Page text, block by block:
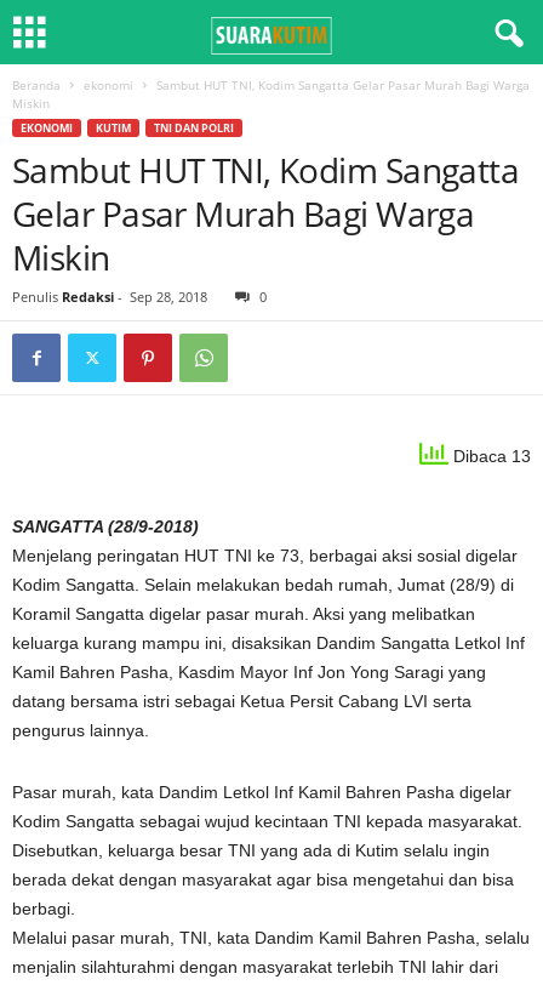
Beranda ekonomi
Sambut HUT TNI, Kodim Sangatta Gelar Pasar Murah Bagi Warga
Miskin
EKONOMI KUTIM TNI DAN POLRI
Sambut HUT TNI, Kodim Sangatta
Gelar Pasar Murah Bagi Warga
Miskin
Penulis Redaksi - Sep 28, 2018 0
Dibaca 13
SANGATTA (28/9-2018)
Menjelang peringatan HUT TNI ke 73, berbagai aksi sosial digelar
Kodim Sangatta. Selain melakukan bedah rumah, Jumat (28/9) di
Koramil Sangatta digelar pasar murah. Aksi yang melibatkan
keluarga kurang mampu ini, disaksikan Dandim Sangatta Letkol Inf
Kamil Bahren Pasha, Kasdim Mayor Inf Jon Yong Saragi yang
datang bersama istri sebagai Ketua Persit Cabang LVI serta
pengurus lainnya.
Pasar murah, kata Dandim Letkol Inf Kamil Bahren Pasha digelar
Kodim Sangatta sebagai wujud kecintaan TNI kepada masyarakat.
Disebutkan, keluarga besar TNI yang ada di Kutim selalu ingin
berada dekat dengan masyarakat agar bisa mengetahui dan bisa
berbagi.
Melalui pasar murah, TNI, kata Dandim Kamil Bahren Pasha, selalu
menjalin silahturahmi dengan masyarakat terlebih TNI lahir dari